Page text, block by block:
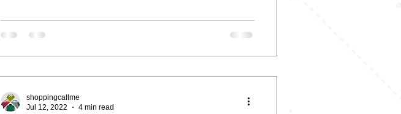
shoppingcallme
Jul 12, 2022
4 min read